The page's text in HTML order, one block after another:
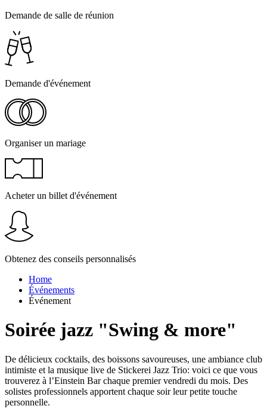
Demande de salle de réunion
Demande d'événement
Organiser un mariage
Acheter un billet d'événement
Obtenez des conseils personnalisés
Home
Événements
Événement
Soirée jazz "Swing & more"
De délicieux cocktails, des boissons savoureuses, une ambiance club
intimiste et la musique live de Stickerei Jazz Trio: voici ce que vous
trouverez à l’Einstein Bar chaque premier vendredi du mois. Des
solistes professionnels apportent chaque soir leur petite touche
personnelle.